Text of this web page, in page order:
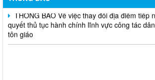
THÔNG BÁO Về việc thay đổi địa điểm tiếp
quyết thủ tục hành chính lĩnh vực công tác dân
tôn giáo